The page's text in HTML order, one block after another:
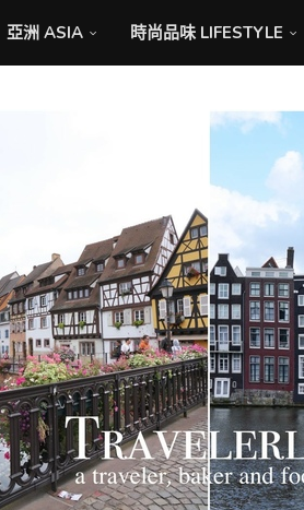
亞洲 ASIA 時尚品味 LIFESTYLE